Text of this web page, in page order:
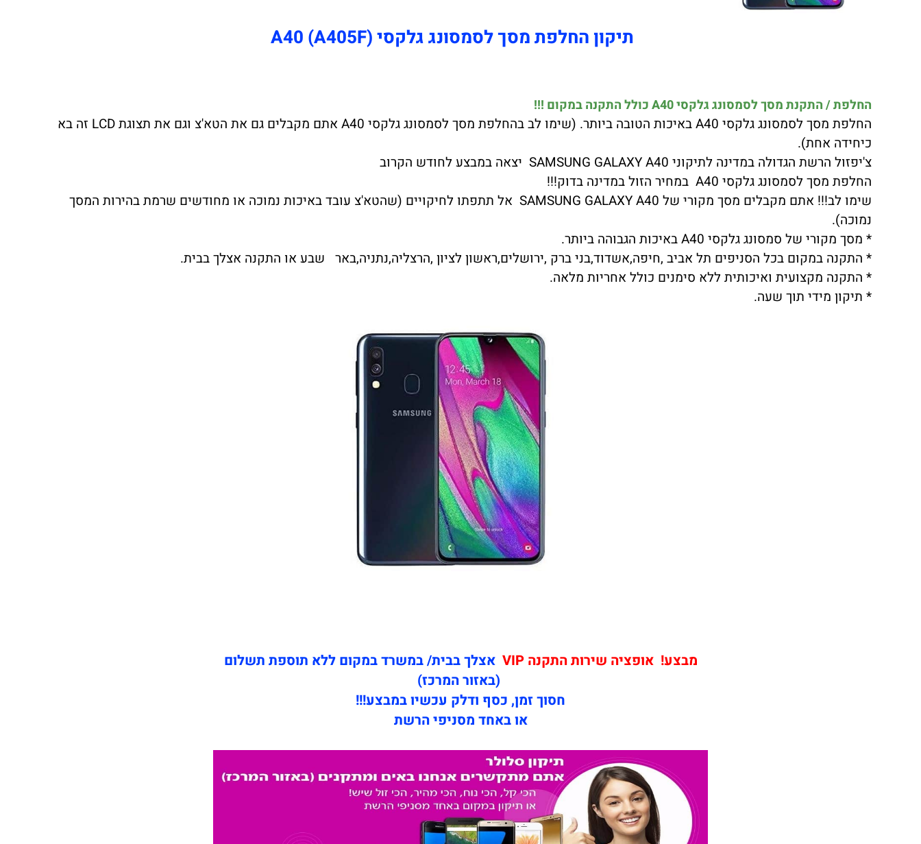
תיקון החלפת מסך לסמסונג גלקסי (A40 (A405F
החלפת / התקנת מסך לסמסונג גלקסי A40 כולל התקנה במקום !!!
החלפת מסך לסמסונג גלקסי A40 באיכות הטובה ביותר. (שימו לב בהחלפת מסך לסמסונג גלקסי A40 אתם מקבלים גם את הטא'צ וגם את תצוגת LCD זה בא
כיחידה אחת).
צ'יפזול הרשת הגדולה במדינה לתיקוני SAMSUNG GALAXY A40 יצאה במבצע לחודש הקרוב
החלפת מסך לסמסונג גלקסי A40 במחיר הזול במדינה בדוק!!!
שימו לב!!! אתם מקבלים מסך מקורי של SAMSUNG GALAXY A40 אל תתפתו לחיקויים (שהטא'צ עובד באיכות נמוכה או מחודשים שרמת בהירות המסך
נמוכה).
* מסך מקורי של סמסונג גלקסי A40 באיכות הגבוהה ביותר.
* התקנה במקום בכל הסניפים תל אביב ,חיפה,אשדוד,בני ברק ,ירושלים,ראשון לציון ,הרצליה,נתניה,באר שבע או התקנה אצלך בבית.
* התקנה מקצועית ואיכותית ללא סימנים כולל אחריות מלאה.
* תיקון מידי תוך שעה.
מבצע! אופציה שירות התקנה VIP
אצלך בבית/ במשרד במקום ללא תוספת תשלום
(באזור המרכז)
חסוך זמן, כסף ודלק עכשיו במבצע!!!
או באחד מסניפי הרשת